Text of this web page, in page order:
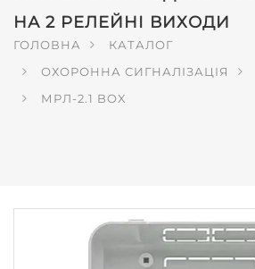
НА 2 РЕЛЕЙНІ ВИХОДИ
ГОЛОВНА
КАТАЛОГ
ОХОРОННА СИГНАЛІЗАЦІЯ
МРЛ-2.1 BOX